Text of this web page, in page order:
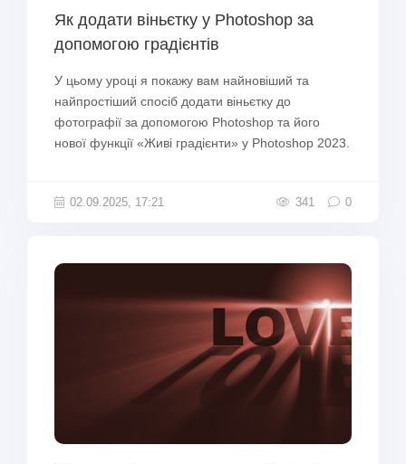
Як додати віньєтку у Photoshop за
допомогою градієнтів
У цьому уроці я покажу вам найновіший та
найпростіший спосіб додати віньєтку до
фотографії за допомогою Photoshop та його
нової функції «Живі градієнти» у Photoshop 2023.
02.09.2025, 17:21 341 0